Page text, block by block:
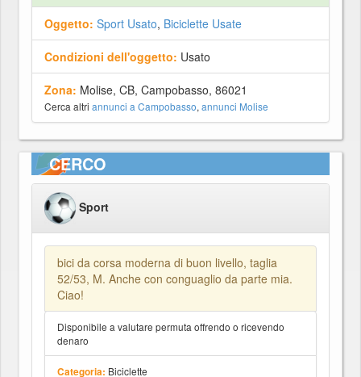
Oggetto: Sport Usato, Biciclette Usate
Condizioni dell'oggetto: Usato
Zona: Molise, CB, Campobasso, 86021
Cerca altri annunci a Campobasso, annunci Molise
CERCO
Sport
bici da corsa moderna di buon livello, taglia
52/53, M. Anche con conguaglio da parte mia.
Ciao!
Disponibile a valutare permuta offrendo o ricevendo
denaro
Categoria: Biciclette